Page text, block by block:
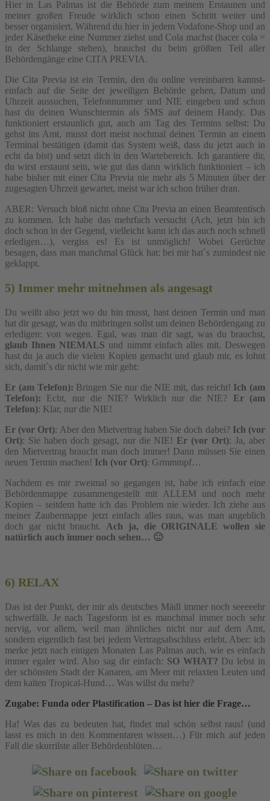
Hier in Las Palmas ist die Behörde zum meinem Erstaunen und
meiner großen Freude wirklich schon einen Schritt weiter und
besser organisiert. Während du hier in jedem Vodafone-Shop und an
jeder Käsetheke eine Nummer ziehst und Cola machst (hacer cola =
in der Schlange stehen), brauchst du beim größten Teil aller
Behördengänge eine CITA PREVIA.
Die Cita Previa ist ein Termin, den du online vereinbaren kannst-
einfach auf die Seite der jeweiligen Behörde gehen, Datum und
Uhrzeit aussuchen, Telefonnummer und NIE eingeben und schon
hast du deinen Wunschtermin als SMS auf deinem Handy. Das
funktioniert erstaunlich gut, auch am Tag des Termins selbst: Du
gehst ins Amt, musst dort meist nochmal deinen Termin an einem
Terminal bestätigen (damit das System weiß, dass du jetzt auch in
echt da bist) und setzt dich in den Wartebereich. Ich garantiere dir,
du wirst erstaunt sein, wie gut das dann wirklich funktioniert – ich
habe bisher mit einer Cita Previa nie mehr als 5 Minuten über der
zugesagten Uhrzeit gewartet, meist war ich schon früher dran.
ABER: Versuch bloß nicht ohne Cita Previa an einen Beamtentisch
zu kommen. Ich habe das mehrfach versucht (Ach, jetzt bin ich
doch schon in der Gegend, vielleicht kann ich das auch noch schnell
erledigen…), vergiss es! Es ist unmöglich! Wobei Gerüchte
besagen, dass man manchmal Glück hat: bei mir hat`s zumindest nie
geklappt.
5) Immer mehr mitnehmen als angesagt
Du weißt also jetzt wo du hin musst, hast deinen Termin und man
hat dir gesagt, was du mitbringen sollst um deinen Behördengang zu
erledigen: von wegen. Egal, was man dir sagt, was du brauchst,
glaub Ihnen NIEMALS und nimmt einfach alles mit. Deswegen
hast du ja auch die vielen Kopien gemacht und glaub mir, es lohnt
sich, damit`s dir nicht wie mir geht:
Er (am Telefon): Bringen Sie nur die NIE mit, das reicht! Ich (am
Telefon): Echt, nur die NIE? Wirklich nur die NIE? Er (am
Telefon): Klar, nur die NIE!
Er (vor Ort): Aber den Mietvertrag haben Sie doch dabei? Ich (vor
Ort): Sie haben doch gesagt, nur die NIE!Er (vor Ort): Ja, aber
den Mietvertrag braucht man doch immer! Dann müssen Sie einen
neuen Termin machen! Ich (vor Ort): Grmmmpf…
Nachdem es mir zweimal so gegangen ist, habe ich einfach eine
Behördenmappe zusammengestellt mit ALLEM und noch mehr
Kopien – seitdem hatte ich das Problem nie wieder. Ich ziehe aus
meiner Zaubermappe jetzt einfach alles raus, was man angeblich
doch gar nicht braucht. Ach ja, die ORIGINALE wollen sie
natürlich auch immer noch sehen… 🙂
6) RELAX
Das ist der Punkt, der mir als deutsches Mädl immer noch seeeeehr
schwerfällt. Je nach Tagesform ist es manchmal immer noch sehr
nervig, vor allem, weil man ähnliches nicht nur auf dem Amt,
sondern eigentlich fast bei jedem Vertragsabschluss erlebt. Aber: ich
merke jetzt nach einigen Monaten Las Palmas auch, wie es einfach
immer egaler wird. Also sag dir einfach: SO WHAT? Du lebst in
der schönsten Stadt der Kanaren, am Meer mit relaxten Leuten und
dem kalten Tropical-Hund… Was willst du mehr?
Zugabe: Funda oder Plastification – Das ist hier die Frage…
Ha! Was das zu bedeuten hat, findet mal schön selbst raus! (und
lasst es mich in den Kommentaren wissen…) Für mich auf jeden
Fall die skurrilste aller Behördenblüten…